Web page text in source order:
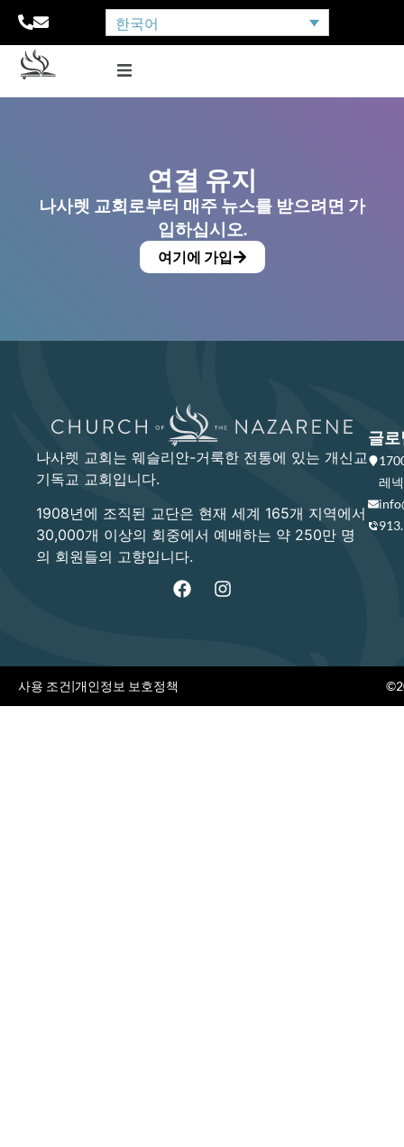
한국어
연결 유지
나사렛 교회로부터 매주 뉴스를 받으려면 가
입하십시오.
여기에 가입
나사렛 교회는 웨슬리안-거룩한 전통에 있는 개신교
기독교 교회입니다.
1908년에 조직된 교단은 현재 세계 165개 지역에서
30,000개 이상의 회중에서 예배하는 약 250만 명
의 회원들의 고향입니다.
글로
레
사용 조건|개인정보 보호정책